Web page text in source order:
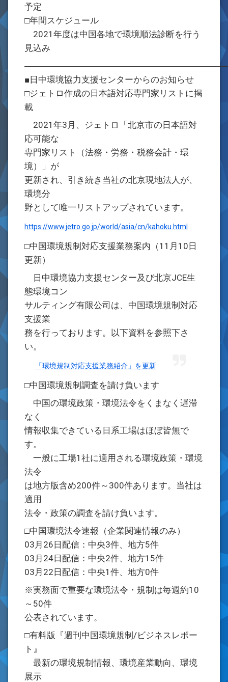
予定
□年間スケジュール
2021年度は中国各地で環境順法診断を行う
見込み
■日中環境協力支援センターからのお知らせ
□ジェトロ作成の日本語対応専門家リストに掲
載
2021年3月、ジェトロ「北京市の日本語対
応可能な
専門家リスト（法務・労務・税務会計・環
境）」が
更新され、引き続き当社の北京現地法人が、
環境分
野として唯一リストアップされています。
https://www.jetro.go.jp/world/asia/cn/kahoku.html
□中国環境規制対応支援業務案内（11月10日
更新）
日中環境協力支援センター及び北京JCE生
態環境コン
サルティング有限公司は、中国環境規制対応
支援業
務を行っております。以下資料を参照下さ
い。
「環境規制対応支援業務紹介」を更新
□中国環境規制調査を請け負います
中国の環境政策・環境法令をくまなく遅滞
なく
情報収集できている日系工場はほぼ皆無で
す。
一般に工場1社に適用される環境政策・環境
法令
は地方版含め200件～300件あります。当社は
適用
法令・政策の調査を請け負います。
□中国環境法令速報（企業関連情報のみ）
03月26日配信：中央3件、地方5件
03月24日配信：中央2件、地方15件
03月22日配信：中央1件、地方0件
※実務面で重要な環境法令・規制は毎週約10
～50件
公表されています。
□有料版『週刊中国環境規制/ビジネスレポー
ト』
最新の環境規制情報、環境産業動向、環境
展示